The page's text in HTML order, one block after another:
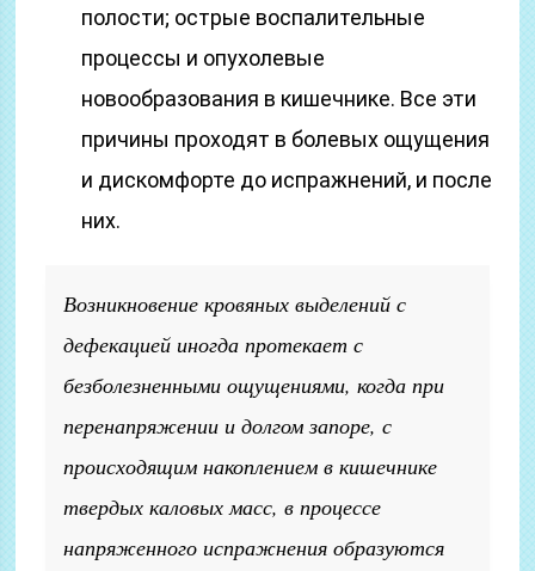
полости; острые воспалительные
процессы и опухолевые
новообразования в кишечнике. Все эти
причины проходят в болевых ощущения
и дискомфорте до испражнений, и после
них.
Возникновение кровяных выделений с
дефекацией иногда протекает с
безболезненными ощущениями, когда при
перенапряжении и долгом запоре, с
происходящим накоплением в кишечнике
твердых каловых масс, в процессе
напряженного испражнения образуются